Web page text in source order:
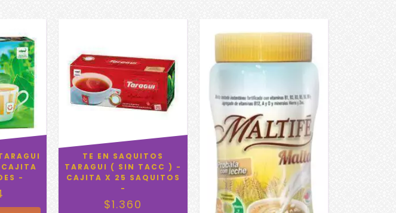
-
TE EN SAQUITOS
TARAGUI ( SIN TACC ) -
CAJITA X 25 SAQUITOS
-
$1.360